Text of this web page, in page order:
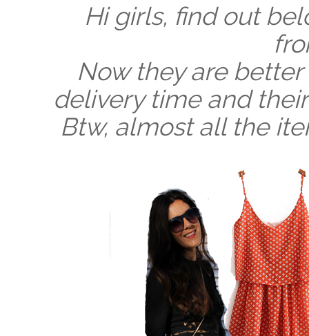
Hi girls, find out
Now they are
delivery time and
Btw, almost all the